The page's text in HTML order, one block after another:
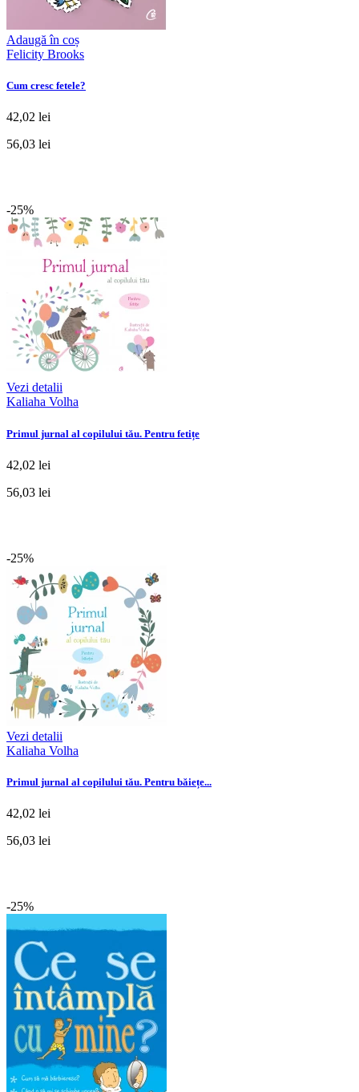
Adaugă în coș
Felicity Brooks
Cum cresc fetele?
42,02 lei
56,03 lei
-25%
Vezi detalii
Kaliaha Volha
Primul jurnal al copilului tău. Pentru fetițe
42,02 lei
56,03 lei
-25%
Vezi detalii
Kaliaha Volha
Primul jurnal al copilului tău. Pentru băiețe...
42,02 lei
56,03 lei
-25%